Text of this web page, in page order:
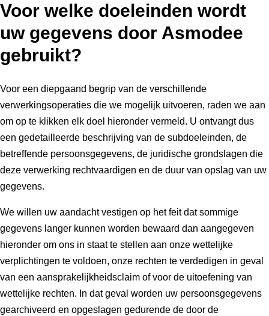
Voor welke doeleinden wordt
uw gegevens door Asmodee
gebruikt?
Voor een diepgaand begrip van de verschillende
verwerkingsoperaties die we mogelijk uitvoeren, raden we aan
om op te klikken elk doel hieronder vermeld. U ontvangt dus
een gedetailleerde beschrijving van de subdoeleinden, de
betreffende persoonsgegevens, de juridische grondslagen die
deze verwerking rechtvaardigen en de duur van opslag van uw
gegevens.
We willen uw aandacht vestigen op het feit dat sommige
gegevens langer kunnen worden bewaard dan aangegeven
hieronder om ons in staat te stellen aan onze wettelijke
verplichtingen te voldoen, onze rechten te verdedigen in geval
van een aansprakelijkheidsclaim of voor de uitoefening van
wettelijke rechten. In dat geval worden uw persoonsgegevens
gearchiveerd en opgeslagen gedurende de door de